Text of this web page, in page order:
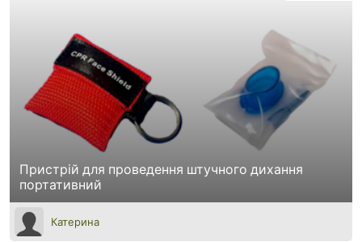
Пристрій для проведення штучного дихання
портативний
Катерина